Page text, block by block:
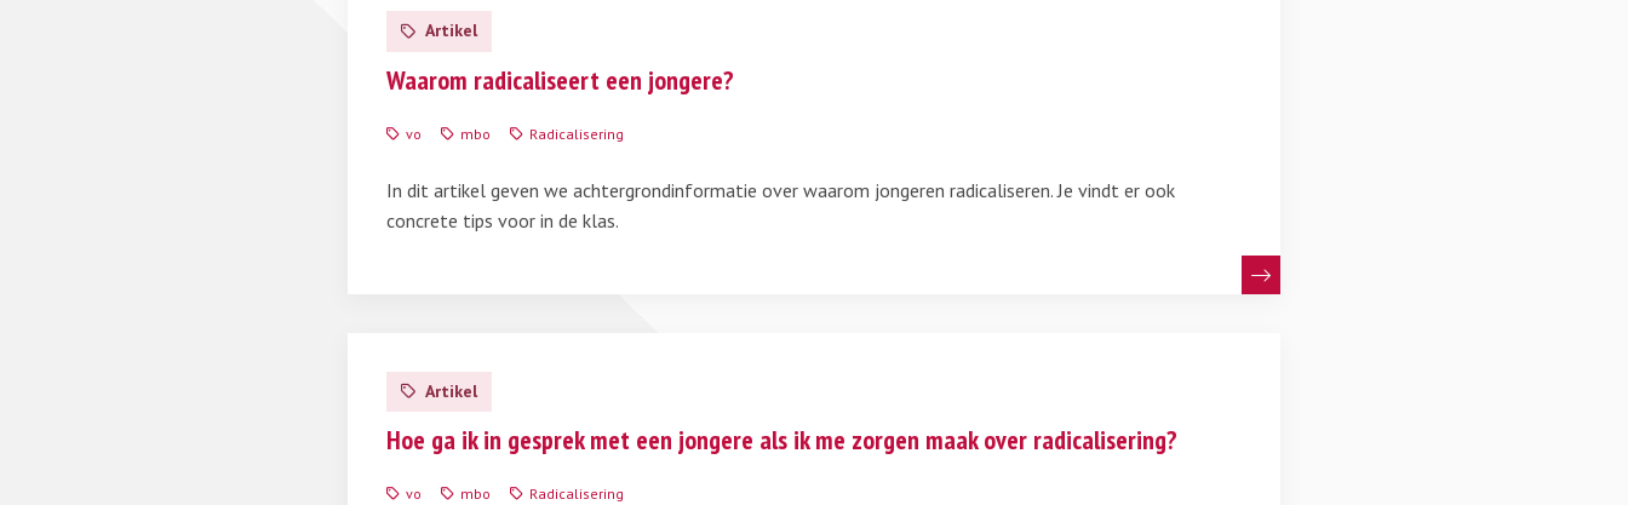
meer
Radicalisering:
radicaliseert
jongere?
Artikel
Waarom radicaliseert een jongere?
vo mbo Radicalisering
In dit artikel geven we achtergrondinformatie over waarom jongeren radicaliseren. Je vindt er ook
concrete tips voor in de klas.
meer
Artikel
Hoe ga ik in gesprek met een jongere als ik me zorgen maak over radicalisering?
vo mbo Radicalisering